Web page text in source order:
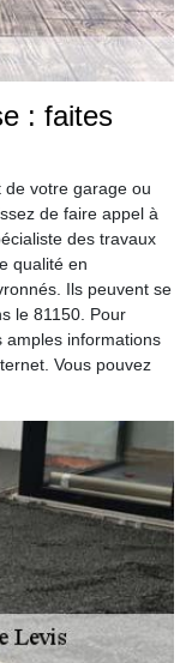
: faites
votre garage ou
de faire appel à
des travaux
qualité en
Ils peuvent se
le 81150. Pour
amples informations
Vous pouvez